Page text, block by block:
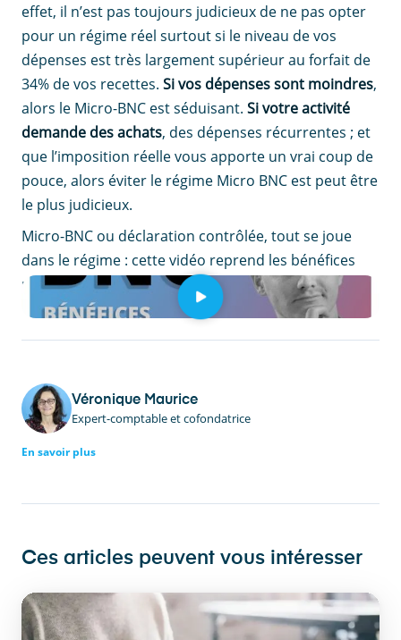
effet, il n’est pas toujours judicieux de ne pas opter
pour un régime réel surtout si le niveau de vos
dépenses est très largement supérieur au forfait de
34% de vos recettes. Si vos dépenses sont moindres,
alors le Micro-BNC est séduisant. Si votre activité
demande des achats, des dépenses récurrentes ; et
que l’imposition réelle vous apporte un vrai coup de
pouce, alors éviter le régime Micro BNC est peut être
le plus judicieux.
Micro-BNC ou déclaration contrôlée, tout se joue
dans le régime : cette vidéo reprend les bénéfices
non commerciaux de zéro.
Véronique Maurice
Expert-comptable et cofondatrice
En savoir plus
Ces articles peuvent vous intéresser